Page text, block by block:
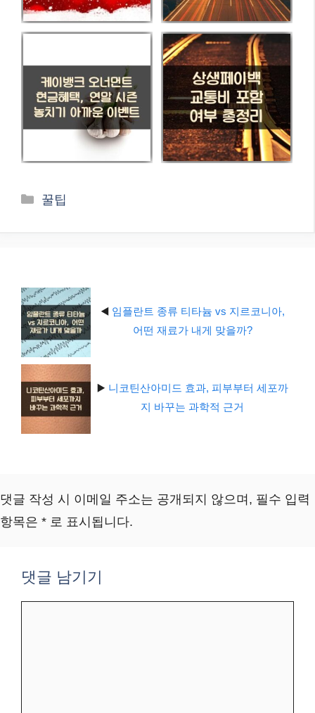
카
꿀팁
◀️ 임플란트 종류 티타늄 vs 지르코니아,
어떤 재료가 내게 맞을까?
▶️ 니코틴산아미드 효과, 피부부터 세포까
지 바꾸는 과학적 근거
댓글 작성 시 이메일 주소는 공개되지 않으며, 필수 입력
항목은 * 로 표시됩니다.
댓글 남기기